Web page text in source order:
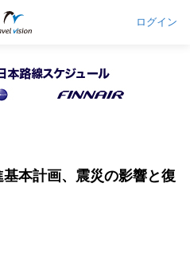
ログイン
本計画、震災の影響と復